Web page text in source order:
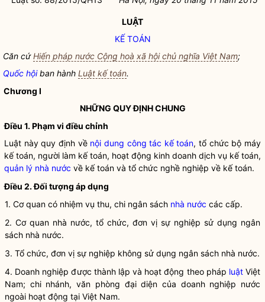
LUẬT
KẾ TOÁN
Căn cứHiến pháp nước Cộng hoà xã hội chủ nghĩa Việt Nam;
Quốc hộiban hành Luật kế toán.
Chương I
NHỮNG QUY ĐỊNH CHUNG
Điều 1. Phạm vi điều chỉnh
Luật này quy định về nội dung công tác kế toán, tổ chức bộ máy
kế toán, người làm kế toán, hoạt động kinh doanh dịch vụ kế toán,
quản lý nhà nước về kế toán và tổ chức nghề nghiệp về kế toán.
Điều 2. Đối tượng áp dụng
1. Cơ quan có nhiệm vụ thu, chi ngân sách nhà nước các cấp.
2. Cơ quan nhà nước, tổ chức, đơn vị sự nghiệp sử dụng ngân
sách nhà nước.
3. Tổ chức, đơn vị sự nghiệp không sử dụng ngân sách nhà nước.
4. Doanh nghiệp được thành lập và hoạt động theo pháp luậtViệt
Nam; chi nhánh, văn phòng đại diện của doanh nghiệp nước
ngoài hoạt động tại Việt Nam.